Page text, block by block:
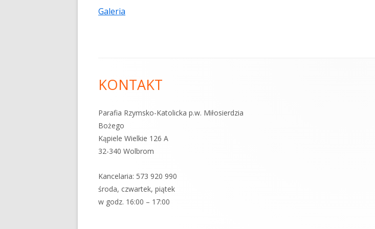
Galeria
stopki
KONTAKT
Parafia Rzymsko-Katolicka p.w. Miłosierdzia
Bożego
Kąpiele Wielkie 126 A
32-340 Wolbrom
Kancelaria: 573 920 990
środa, czwartek, piątek
w godz. 16:00 – 17:00